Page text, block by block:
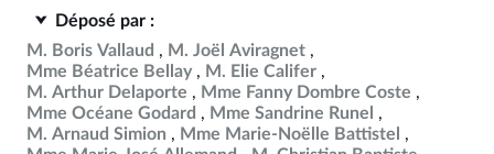
Déposé par :
M. Boris Vallaud
M. Joël Aviragnet
Mme Béatrice Bellay
M. Elie Califer
M. Arthur Delaporte
Mme Fanny Dombre Coste
Mme Océane Godard
Mme Sandrine Runel
M. Arnaud Simion
Mme Marie-Noëlle Battistel